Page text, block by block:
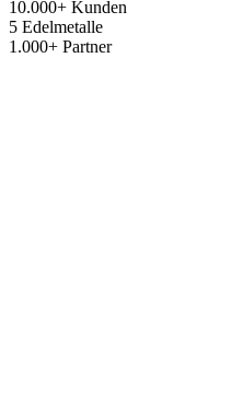
10.000+ Kunden
5 Edelmetalle
1.000+ Partner